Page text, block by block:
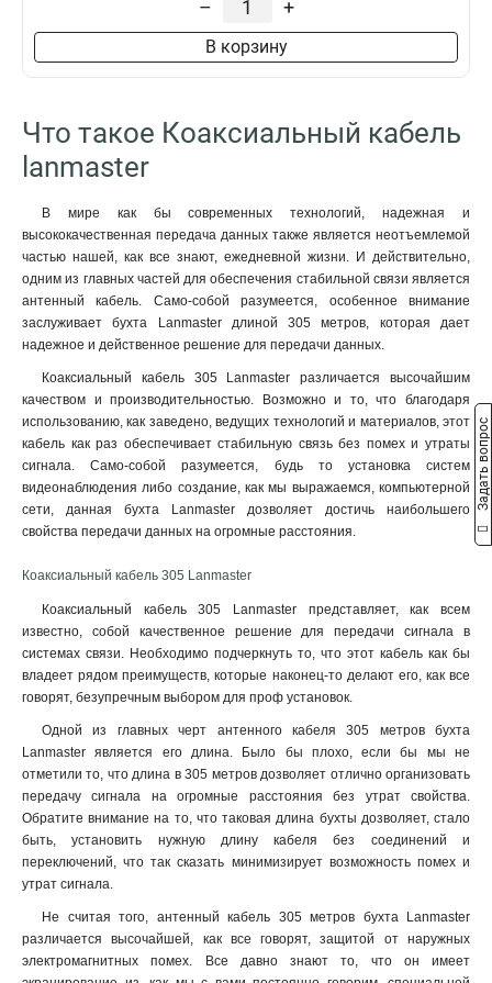
– +
В корзину
Что такое Коаксиальный кабель
lanmaster
В мире как бы современных технологий, надежная и
высококачественная передача данных также является неотъемлемой
частью нашей, как все знают, ежедневной жизни. И действительно,
одним из главных частей для обеспечения стабильной связи является
антенный кабель. Само-собой разумеется, особенное внимание
заслуживает бухта Lanmaster длиной 305 метров, которая дает
надежное и действенное решение для передачи данных.
Коаксиальный кабель 305 Lanmaster различается высочайшим
качеством и производительностью. Возможно и то, что благодаря
использованию, как заведено, ведущих технологий и материалов, этот
кабель как раз обеспечивает стабильную связь без помех и утраты
сигнала. Само-собой разумеется, будь то установка систем
видеонаблюдения либо создание, как мы выражаемся, компьютерной
сети, данная бухта Lanmaster дозволяет достичь наибольшего
свойства передачи данных на огромные расстояния.
Коаксиальный кабель 305 Lanmaster
Коаксиальный кабель 305 Lanmaster представляет, как всем
известно, собой качественное решение для передачи сигнала в
системах связи. Необходимо подчеркнуть то, что этот кабель как бы
владеет рядом преимуществ, которые наконец-то делают его, как все
говорят, безупречным выбором для проф установок.
Одной из главных черт антенного кабеля 305 метров бухта
Lanmaster является его длина. Было бы плохо, если бы мы не
отметили то, что длина в 305 метров дозволяет отлично организовать
передачу сигнала на огромные расстояния без утрат свойства.
Обратите внимание на то, что таковая длина бухты дозволяет, стало
быть, установить нужную длину кабеля без соединений и
переключений, что так сказать минимизирует возможность помех и
утрат сигнала.
Не считая того, антенный кабель 305 метров бухта Lanmaster
различается высочайшей, как все говорят, защитой от наружных
электромагнитных помех. Все давно знают то, что он имеет
Задать вопрос